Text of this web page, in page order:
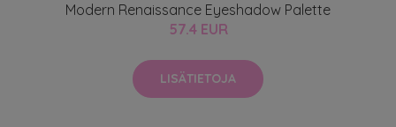
Modern Renaissance Eyeshadow Palette
57.4 EUR
LISÄTIETOJA